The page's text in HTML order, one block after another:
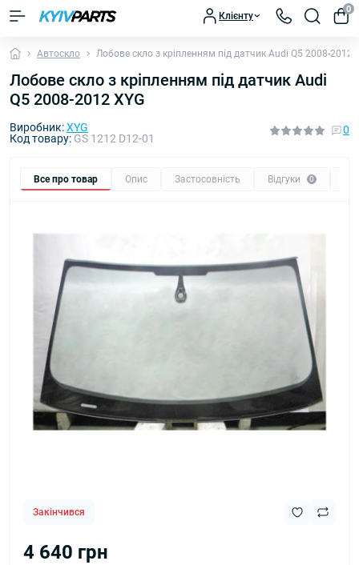
Клієнту
0
Автоскло Лобове скло з кріпленням під датчик Audi Q5 2008-2012
Лобове скло з кріпленням під датчик Audi
Q5 2008-2012 XYG
Виробник:XYG
Код товару: GS 1212 D12-01
0
Все про товар Опис Застосовність Відгуки 0
Закінчився
4 640 грн